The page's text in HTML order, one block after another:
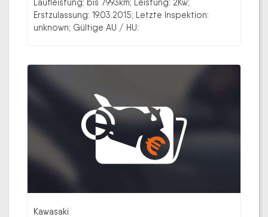
Laufleistung: bis 7993km; Leistung: 2Kw;
Erstzulassung: 19.03.2015; Letzte Inspektion:
unknown; Gültige AU / HU:
Kawasaki